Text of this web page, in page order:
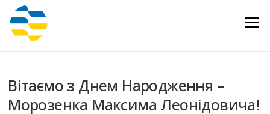
Перейти
вмісту
Меню
Вітаємо з Днем Народження –
Морозенка Максима Леонідовича!